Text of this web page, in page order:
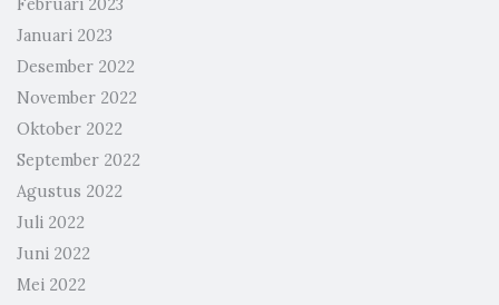
Februari 2023
Januari 2023
Desember 2022
November 2022
Oktober 2022
September 2022
Agustus 2022
Juli 2022
Juni 2022
Mei 2022